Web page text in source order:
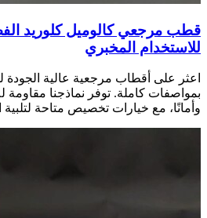
قطب مرجعي كالوميل كلوريد
للاستخدام المخبري
اعثر على أقطاب مرجعية عالية الجودة
بمواصفات كاملة. توفر نماذجنا مقاومة
وأمانًا، مع خيارات تخصيص متاحة لتلبية